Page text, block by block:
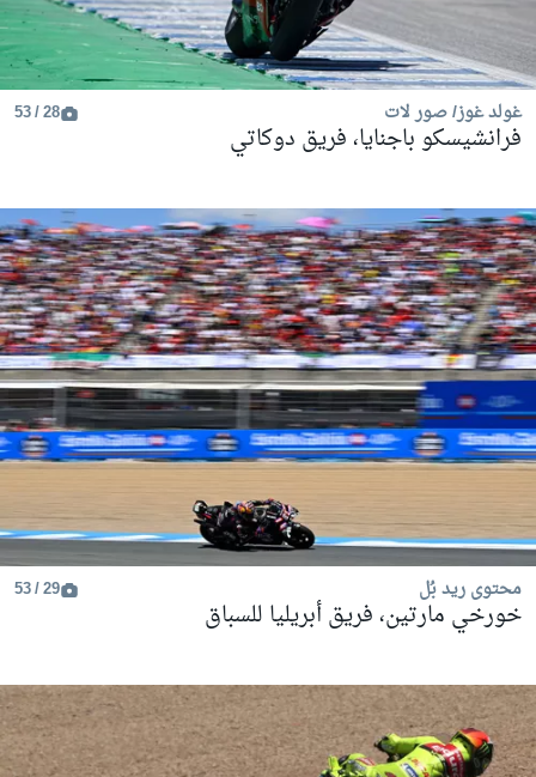
غولد غوز/ صور لات 28 / 53
فرانشيسكو باجنايا، فريق دوكاتي
محتوى ريد بُل 29 / 53
خورخي مارتين، فريق أبريليا للسباق